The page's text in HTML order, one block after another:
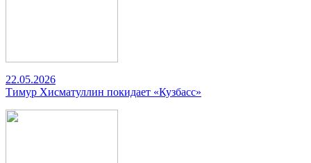
22.05.2026
Тимур Хисматуллин покидает «Кузбасс»